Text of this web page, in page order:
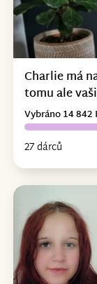
Charlie má
tomu ale
27 dárců
Vybráno 14 842